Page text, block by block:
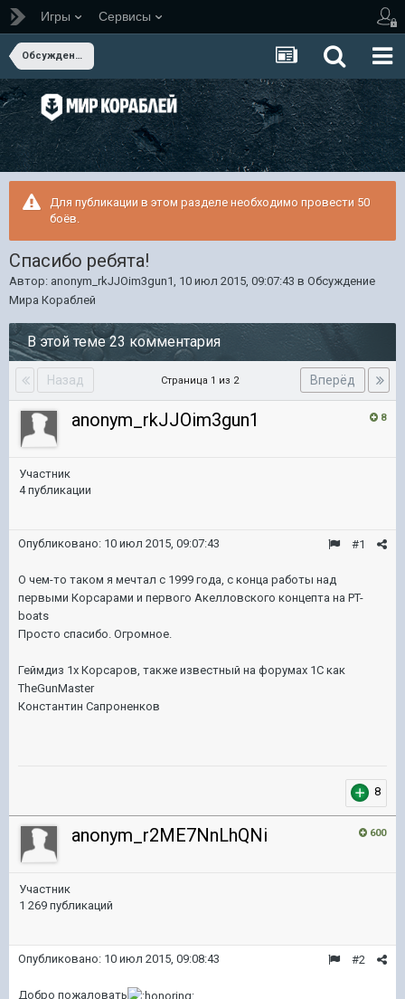
Игры Сервисы
Обсуждение Мира Кораблей
Для публикации в этом разделе необходимо провести 50
боёв.
Спасибо ребята!
Автор: anonym_rkJJOim3gun1, 10 июл 2015, 09:07:43 в Обсуждение
Мира Кораблей
В этой теме 23 комментария
Назад Вперёд
Страница 1 из 2
8
anonym_rkJJOim3gun1
Участник
4 публикации
#1
Опубликовано: 10 июл 2015, 09:07:43
О чем-то таком я мечтал с 1999 года, с конца работы над
первыми Корсарами и первого Акелловского концепта на PT-
boats
Просто спасибо. Огромное.
Геймдиз 1х Корсаров, также известный на форумах 1С как
TheGunMaster
Константин Сапроненков
8
600
anonym_r2ME7NnLhQNi
Участник
1 269 публикаций
#2
Опубликовано: 10 июл 2015, 09:08:43
Добро пожаловать